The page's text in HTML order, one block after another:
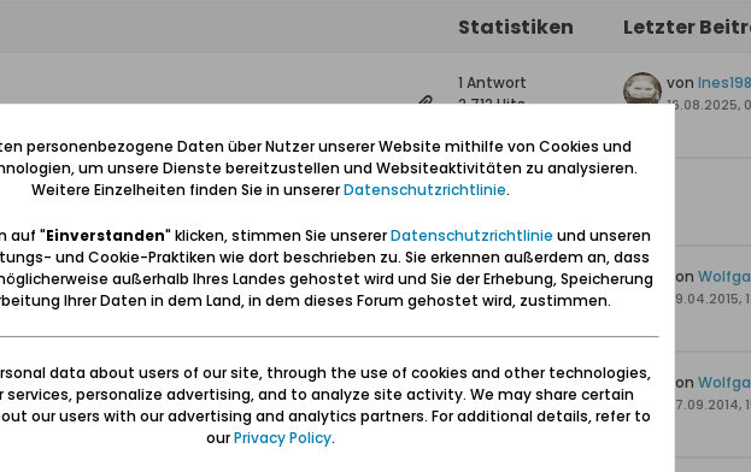
Statistiken Letzter
1 Antwort
2.712 Hits
von
16.08.2025,
Leuchtturm Kahlberg) —
0 Antworten
14.944 Hits
von
09.04.2015,
2 Antworten
10.049 Hits
0 Likes
von
07.09.2014,
personenbezogene Daten über Nutzer unserer Website mithilfe von Cookies und
um unsere Dienste bereitzustellen und Websiteaktivitäten zu analysieren.
Weitere Einzelheiten finden Sie in unsererDatenschutzrichtlinie.
auf "Einverstanden" klicken, stimmen Sie unsererDatenschutzrichtlinie und unseren
und Cookie-Praktiken wie dort beschrieben zu. Sie erkennen außerdem an, dass
außerhalb Ihres Landes gehostet wird und Sie der Erhebung, Speicherung
Ihrer Daten in dem Land, in dem dieses Forum gehostet wird, zustimmen.
data about users of our site, through the use of cookies and other technologies,
services, personalize advertising, and to analyze site activity. We may share certain
our users with our advertising and analytics partners. For additional details, refer to
ourPrivacy Policy.